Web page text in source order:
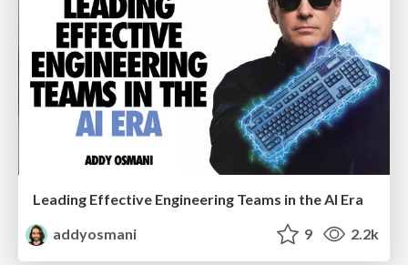
Leading Effective Engineering Teams in the AI Era
addyosmani
9 2.2k